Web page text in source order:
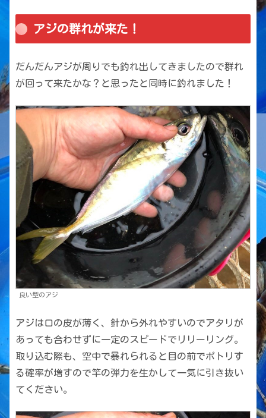
アジの群れが来た！
だんだんアジが周りでも釣れ出してきましたので群れ
が回って来たかな？と思ったと同時に釣れました！
良い型のアジ
アジは口の皮が薄く、針から外れやすいのでアタリが
あっても合わせずに一定のスピードでリリーリング。
取り込む際も、空中で暴れられると目の前でポトリす
る確率が増すので竿の弾力を生かして一気に引き抜い
てください。